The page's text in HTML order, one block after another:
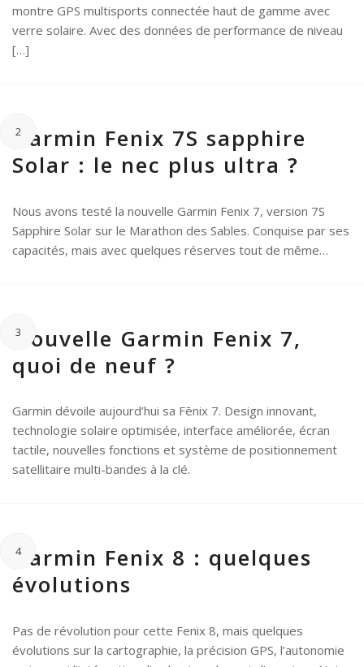
montre GPS multisports connectée haut de gamme avec
verre solaire. Avec des données de performance de niveau
[…]
2
Garmin Fenix 7S sapphire
Solar : le nec plus ultra ?
Nous avons testé la nouvelle Garmin Fenix 7, version 7S
Sapphire Solar sur le Marathon des Sables. Conquise par ses
capacités, mais avec quelques réserves tout de même…
3
Nouvelle Garmin Fenix 7,
quoi de neuf ?
Garmin dévoile aujourd’hui sa Fēnix 7. Design innovant,
technologie solaire optimisée, interface améliorée, écran
tactile, nouvelles fonctions et système de positionnement
satellitaire multi-bandes à la clé.
4
Garmin Fenix 8 : quelques
évolutions
Pas de révolution pour cette Fenix 8, mais quelques
évolutions sur la cartographie, la précision GPS, l’autonomie